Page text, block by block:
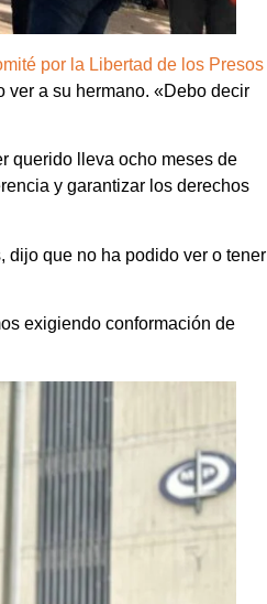
por la Libertad de los Presos
ver a su hermano. «Debo decir
querido lleva ocho meses de
y garantizar los derechos
dijo que no ha podido ver o tener
exigiendo conformación de